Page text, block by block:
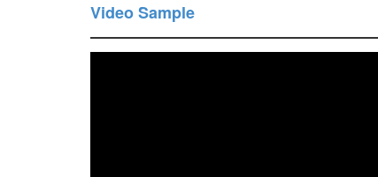
Video Sample